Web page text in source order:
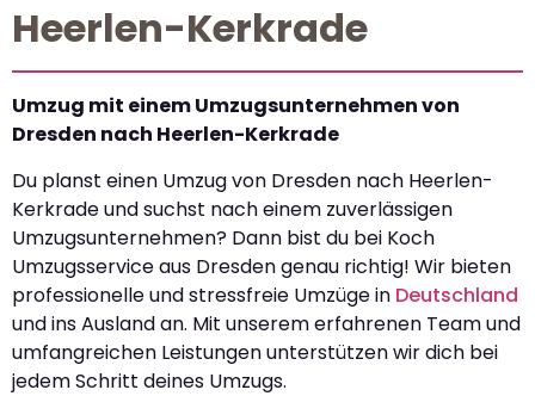
Heerlen-Kerkrade
Umzug mit einem Umzugsunternehmen von
Dresden nach Heerlen-Kerkrade
Du planst einen Umzug von Dresden nach Heerlen-
Kerkrade und suchst nach einem zuverlässigen
Umzugsunternehmen? Dann bist du bei Koch
Umzugsservice aus Dresden genau richtig! Wir bieten
professionelle und stressfreie Umzüge in Deutschland
und ins Ausland an. Mit unserem erfahrenen Team und
umfangreichen Leistungen unterstützen wir dich bei
jedem Schritt deines Umzugs.